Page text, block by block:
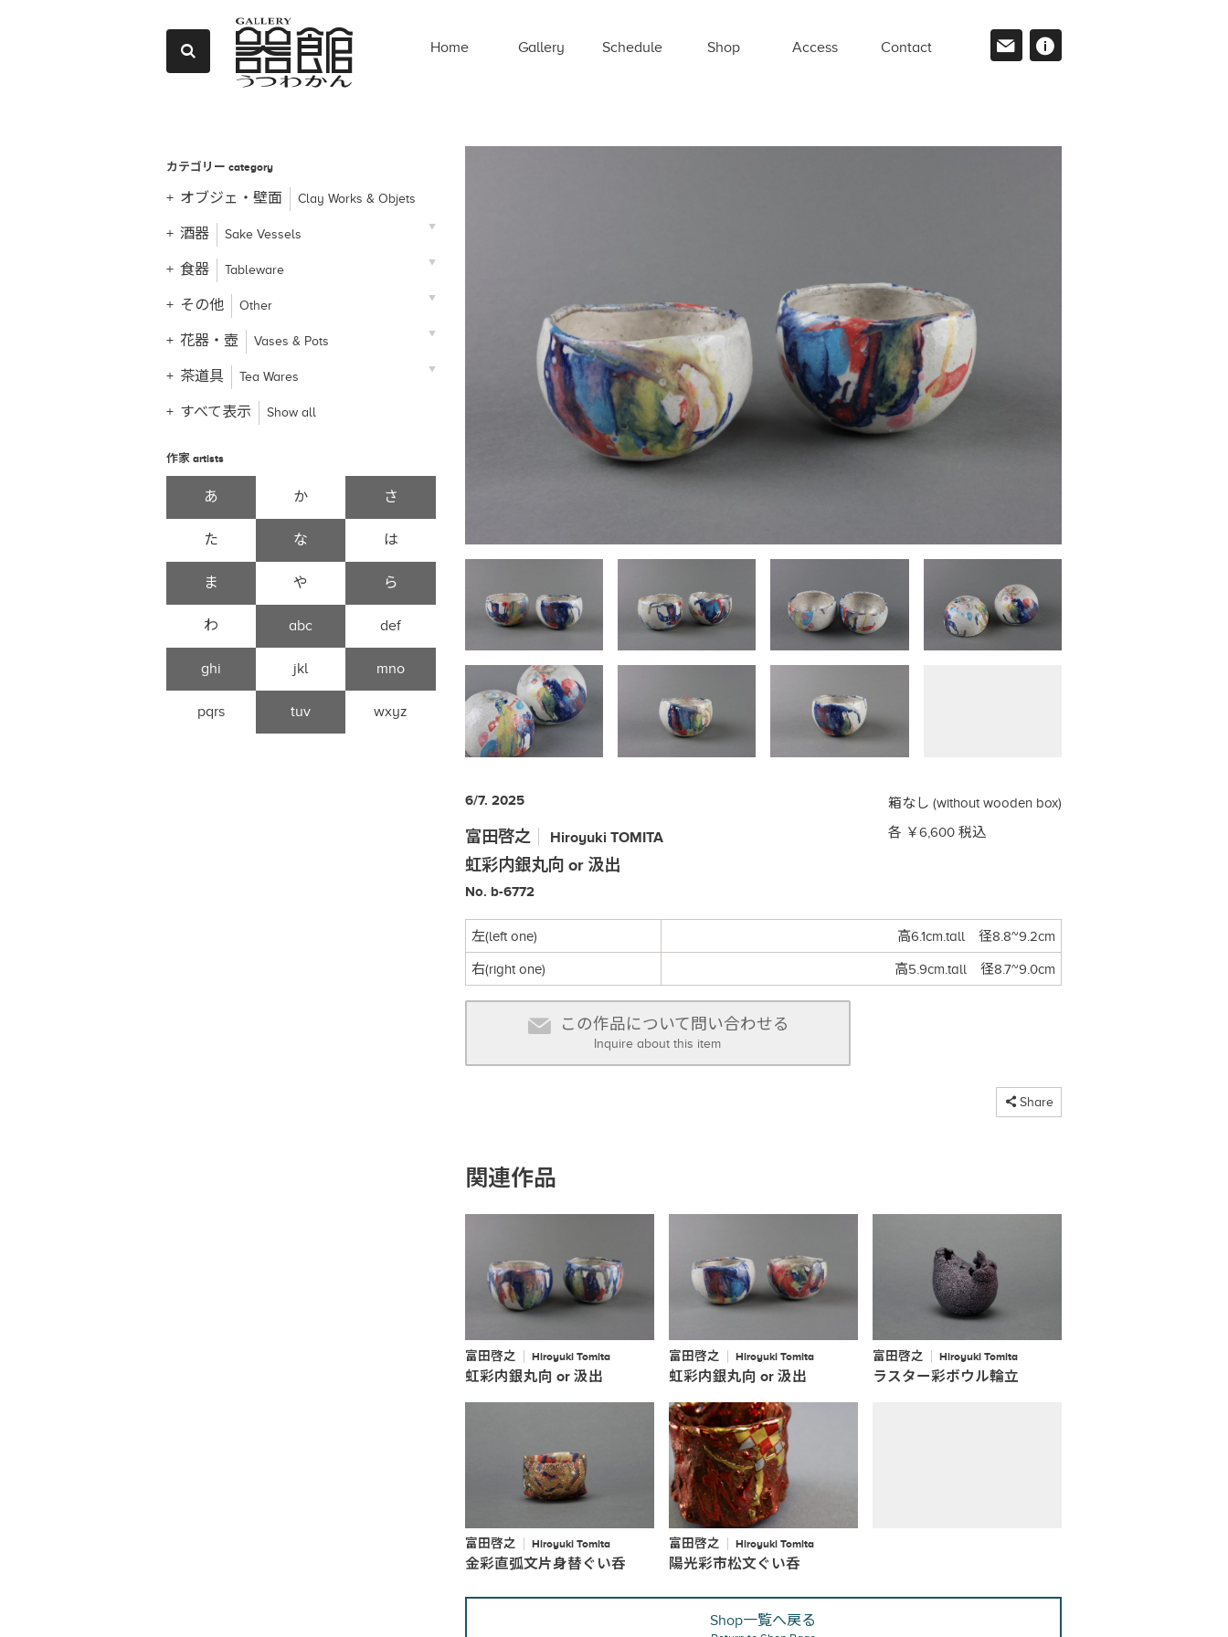
Home Gallery Schedule Shop Access Contact
カテゴリー category
オブジェ・壁面 Clay Works & Objets
酒器 Sake Vessels
食器 Tableware
その他 Other
花器・壺 Vases & Pots
茶道具 Tea Wares
すべて表示 Show all
作家 artists
あ か さ
た な は
ま や ら
わ abc def
ghi jkl mno
pqrs tuv wxyz
6/7. 2025
富田啓之 Hiroyuki TOMITA
虹彩内銀丸向 or 汲出
No. b-6772
箱なし (without wooden box)
各 ￥6,600 税込
左(left one) 高6.1cm.tall 径8.8~9.2cm
右(right one) 高5.9cm.tall 径8.7~9.0cm
この作品について問い合わせる
Inquire about this item
Share
コピーしました
関連作品
富田啓之 Hiroyuki Tomita
虹彩内銀丸向 or 汲出
富田啓之 Hiroyuki Tomita
虹彩内銀丸向 or 汲出
富田啓之 Hiroyuki Tomita
ラスター彩ボウル輪立
富田啓之 Hiroyuki Tomita
金彩直弧文片身替ぐい呑
富田啓之 Hiroyuki Tomita
陽光彩市松文ぐい呑
Shop一覧へ戻る